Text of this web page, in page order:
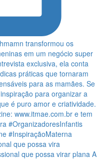
que possa vira